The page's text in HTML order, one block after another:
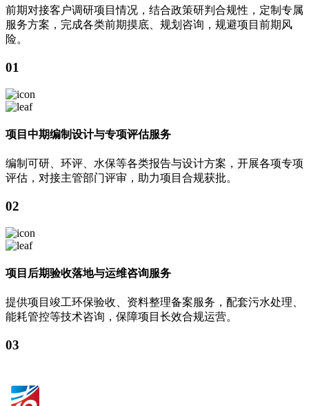
前期对接客户调研项目情况，结合政策研判合规性，定制专属
服务方案，完成各类前期摸底、规划咨询，规避项目前期风
险。
01
项目中期编制设计与专项评估服务
编制可研、环评、水保等各类报告与设计方案，开展各项专项
评估，对接主管部门评审，助力项目合规获批。
02
项目后期验收落地与运维咨询服务
提供项目竣工环保验收、资料整理备案服务，配套污水处理、
能耗管控等技术咨询，保障项目长效合规运营。
03